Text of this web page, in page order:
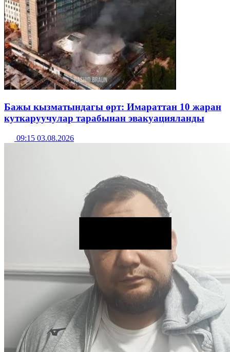
Бажы кызматындагы өрт: Имараттан 10 жаран
куткаруучулар тарабынан эвакуацияланды
09:15 03.08.2026